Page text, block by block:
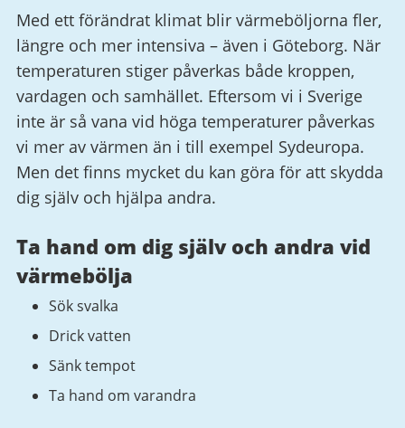
Med ett förändrat klimat blir värmeböljorna fler,
längre och mer intensiva – även i Göteborg. När
temperaturen stiger påverkas både kroppen,
vardagen och samhället. Eftersom vi i Sverige
inte är så vana vid höga temperaturer påverkas
vi mer av värmen än i till exempel Sydeuropa.
Men det finns mycket du kan göra för att skydda
dig själv och hjälpa andra.
Ta hand om dig själv och andra vid
värmebölja
Sök svalka
Drick vatten
Sänk tempot
Ta hand om varandra